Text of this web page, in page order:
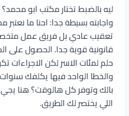
ليه بالضبط تختار مكتب ابو
واجابته بسيطة جدا: احنا ما
تعقيب عادي بل فريق عمل
قانونية قوية جدا. الحصول على
حلم لمئات الاسر لكن الاجراءات
والخطا الواحد فيها يكلفك
بالك وتوفر كل هالوقت؟ هنا يجي
اللي يختصر لك الطريق.